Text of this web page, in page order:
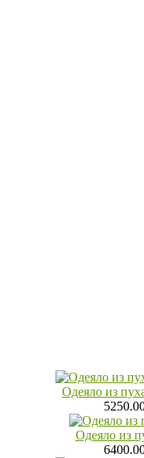
Одеяло из
Одеяло из